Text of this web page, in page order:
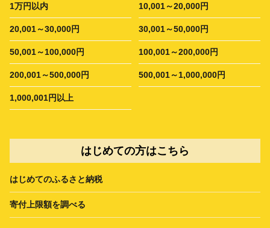
1万円以内 10,001～20,000円
20,001～30,000円 30,001～50,000円
50,001～100,000円 100,001～200,000円
200,001～500,000円 500,001～1,000,000円
1,000,001円以上
はじめての方はこちら
はじめてのふるさと納税
寄付上限額を調べる